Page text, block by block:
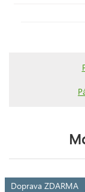
Doprava ZDARMA